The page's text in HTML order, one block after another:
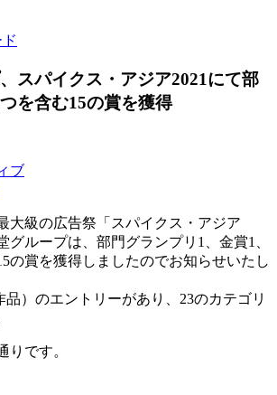
スパイクス・アジア2021にて部
を含む15の賞を獲得
ブ
大級の広告祭「スパイクス・アジア
グループは、部門グランプリ1、金賞1、
の賞を獲得しましたのでお知らせいたし
品）のエントリーがあり、23のカテゴリ
りです。